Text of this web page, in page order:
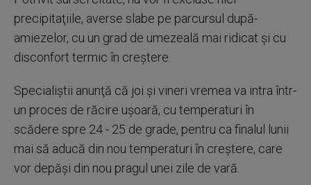
precipitaţiile, averse slabe pe parcursul după-
amiezelor, cu un grad de umezeală mai ridicat şi cu
disconfort termic în creştere.
Specialiştii anunţă că joi şi vineri vremea va intra într-
un proces de răcire uşoară, cu temperaturi în
scădere spre 24 - 25 de grade, pentru ca finalul lunii
mai să aducă din nou temperaturi în creştere, care
vor depăşi din nou pragul unei zile de vară.